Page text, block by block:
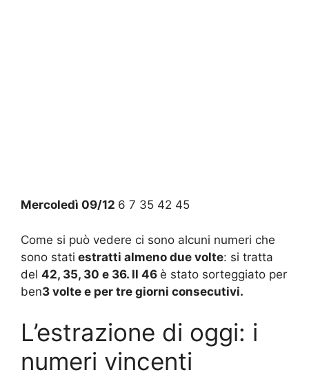
Mercoledì 09/12 6 7 35 42 45
Come si può vedere ci sono alcuni numeri che
sono stati estratti almeno due volte: si tratta
del 42, 35, 30 e 36. Il 46 è stato sorteggiato per
ben3 volte e per tre giorni consecutivi.
L’estrazione di oggi: i
numeri vincenti